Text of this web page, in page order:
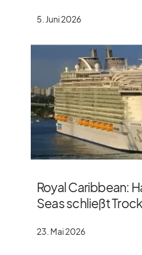
5. Juni 2026
Royal Caribbean:
Seas schließt
23. Mai 2026